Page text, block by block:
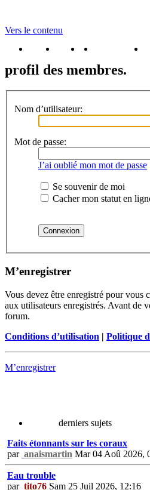
Vers le contenu
portail
forum faq m'enregister
profil des membres.
Nom d’utilisateur:
Mot de passe:
J’ai oublié mon mot de passe
Se souvenir de moi
Cacher mon statut en
M’enregistrer
Vous devez être enregistré pour vous
aux utilisateurs enregistrés. Avant de
forum.
Conditions d’utilisation | Politique
M’enregistrer
derniers sujets
Faits étonnants sur les coraux
par anaismartin Mar 04 Aoû 2026,
Eau trouble
par tito76 Sam 25 Juil 2026, 12:16